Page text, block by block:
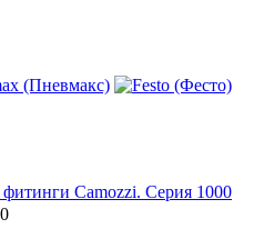
Camozzi. Серия 1000